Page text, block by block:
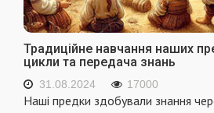
Традиційне навчання наших
цикли та передача знань
31.08.2024 17000
Наші предки здобували знання